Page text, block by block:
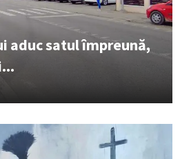
aduc satul împreună,